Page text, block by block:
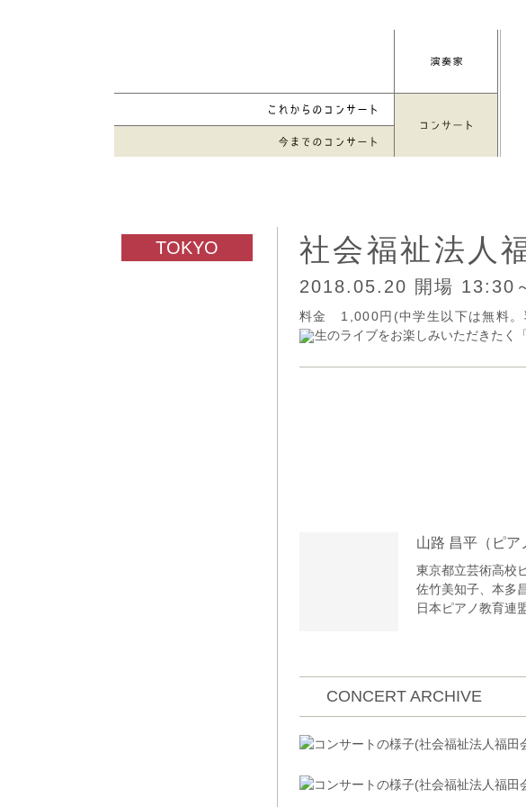
社会福祉法人
2018.05.20 開場 13:30
料金 1,000円(中学生以下は無料。
生のライブをお楽しみいただきたく
山路 昌平 （ピア
東京都立芸術高校
佐竹美知子、本多
日本ピアノ教育連
クラシック
https://
CONCERT ARCHIVE